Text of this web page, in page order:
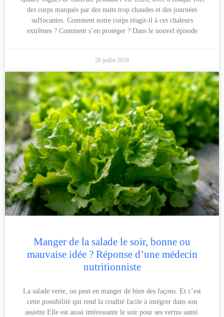
des corps marqués par des nuits trop chaudes et des journées
suffocantes. Comment notre corps réagit-il à ces chaleurs
extrêmes ? Comment s’en protéger ? Dans le nouvel épisode
28 juillet 2026
Manger de la salade le soir, bonne ou
mauvaise idée ? Réponse d’une médecin
nutritionniste
La salade verte, on peut en manger de bien des façons. Et c’est
cette possibilité qui rend la crudité facile à intégrer dans son
assiette Elle est aussi intéressante le soir pour ses vertus santé.